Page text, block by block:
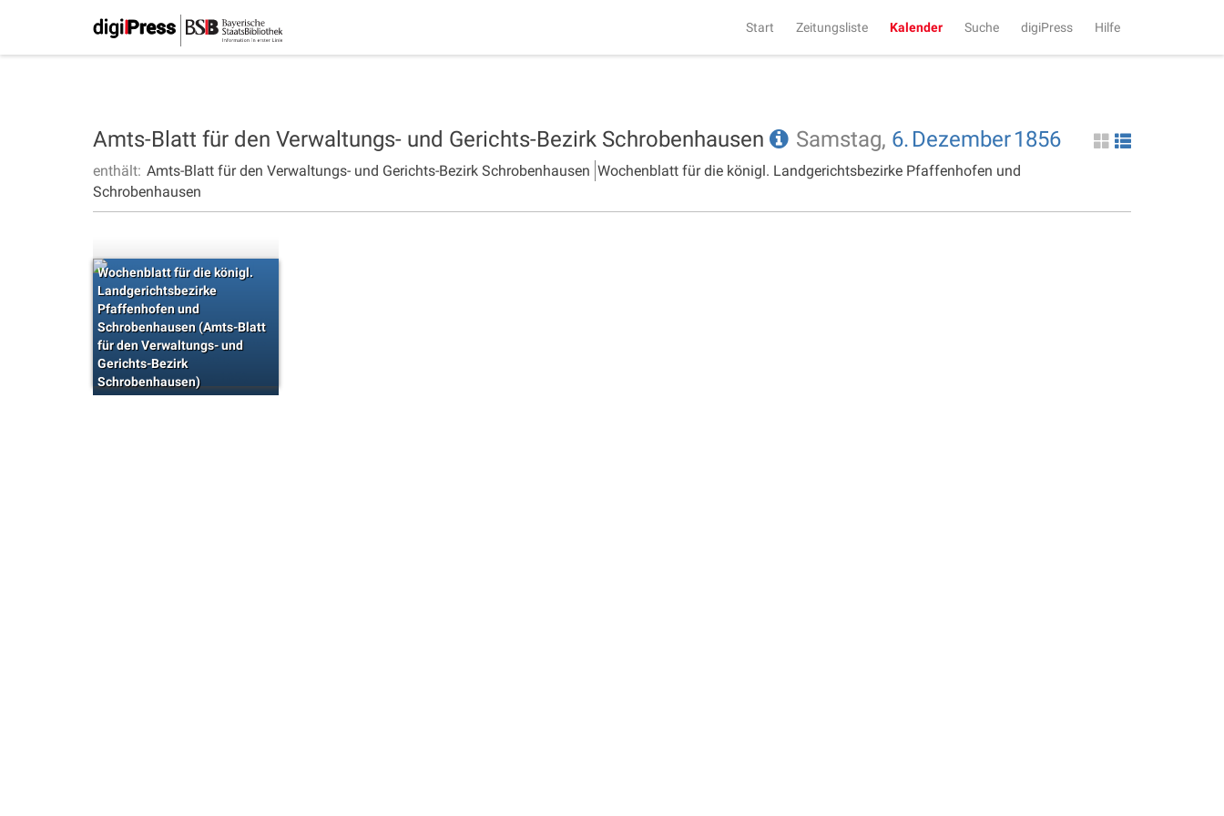
Start Zeitungsliste Kalender Suche digiPress Hilfe
Amts-Blatt für den Verwaltungs- und Gerichts-Bezirk Schrobenhausen Samstag, 6. Dezember1856
enthält: Amts-Blatt für den Verwaltungs- und Gerichts-Bezirk Schrobenhausen Wochenblatt für die königl. Landgerichtsbezirke Pfaffenhofen und
Schrobenhausen
Wochenblatt für die königl.
Landgerichtsbezirke
Pfaffenhofen und
Schrobenhausen (Amts-Blatt
für den Verwaltungs- und
Gerichts-Bezirk
Schrobenhausen)